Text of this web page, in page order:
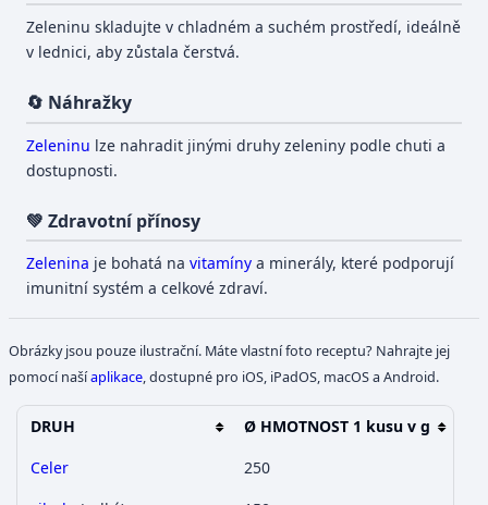
Zeleninu skladujte v chladném a suchém prostředí, ideálně
v lednici, aby zůstala čerstvá.
🔄 Náhražky
Zeleninu lze nahradit jinými druhy zeleniny podle chuti a
dostupnosti.
💚 Zdravotní přínosy
Zelenina je bohatá navitamíny a minerály, které podporují
imunitní systém a celkové zdraví.
Obrázky jsou pouze ilustrační. Máte vlastní foto receptu? Nahrajte jej
pomocí našíaplikace , dostupné pro iOS, iPadOS, macOS a Android.
DRUH
Ø HMOTNOST 1 kusu v g
Celer
250